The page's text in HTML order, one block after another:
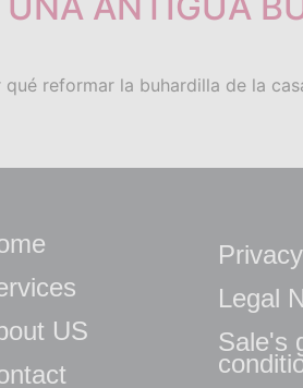
reformar la buhardilla de la
US
Legal
Sale's